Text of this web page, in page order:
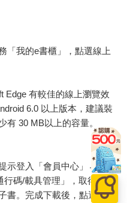
「我的e書櫃」，點選線上
Edge 有較佳的線上瀏覽效
6.0 以上版本，建議裝
有 30 MB以上的容量。
示登入「會員中心」→「我
碼/載具管理」，取得通行
書。完成下載後，點選任一